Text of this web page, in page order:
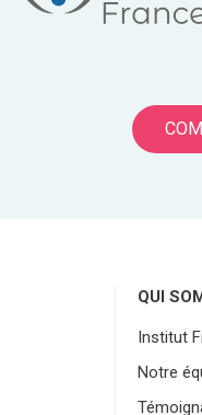
QUI
Institut
Notre